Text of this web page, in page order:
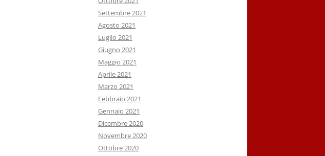
Settembre 2021
Agosto 2021
Luglio 2021
Giugno 2021
Maggio 2021
Aprile 2021
Marzo 2021
Febbraio 2021
Gennaio 2021
Dicembre 2020
Novembre 2020
Ottobre 2020